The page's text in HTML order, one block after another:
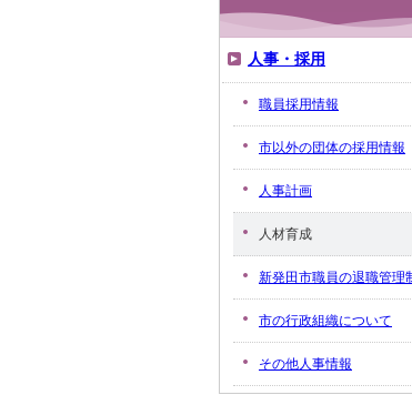
人事・採用
職員採用情報
市以外の団体の採用情報
人事計画
人材育成
新発田市職員の退職管理
市の行政組織について
その他人事情報